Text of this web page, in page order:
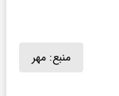
منبع: مهر